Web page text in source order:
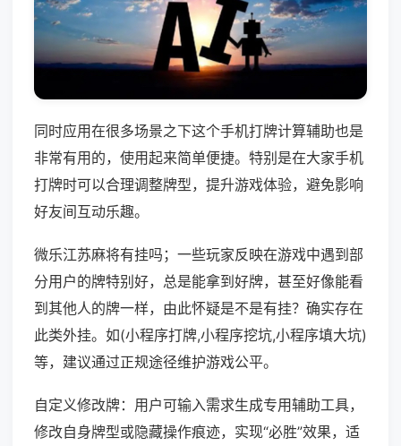
同时应用在很多场景之下这个手机打牌计算辅助也是
非常有用的，使用起来简单便捷。特别是在大家手机
打牌时可以合理调整牌型，提升游戏体验，避免影响
好友间互动乐趣。
微乐江苏麻将有挂吗；一些玩家反映在游戏中遇到部
分用户的牌特别好，总是能拿到好牌，甚至好像能看
到其他人的牌一样，由此怀疑是不是有挂？确实存在
此类外挂。如(小程序打牌,小程序挖坑,小程序填大坑)
等，建议通过正规途径维护游戏公平。
自定义修改牌：用户可输入需求生成专用辅助工具，
修改自身牌型或隐藏操作痕迹，实现“必胜”效果，适